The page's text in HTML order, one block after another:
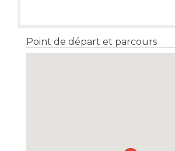
Point de départ et parcours